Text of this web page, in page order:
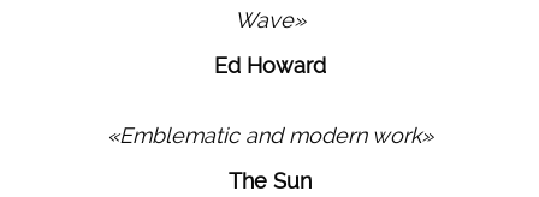
Wave»
Ed Howard
«Emblematic and modern work»
The Sun